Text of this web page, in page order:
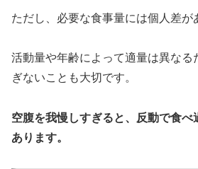
ただし、必要な食事量には個人差が
活動量や年齢によって適量は異なる
ぎないことも大切です。
空腹を我慢しすぎると、反動で食べ
あります。